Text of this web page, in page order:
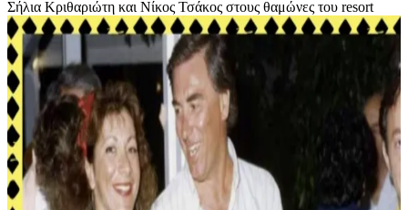
Σήλια Κριθαριώτη και Νίκος Τσάκος στους θαμώνες του resort